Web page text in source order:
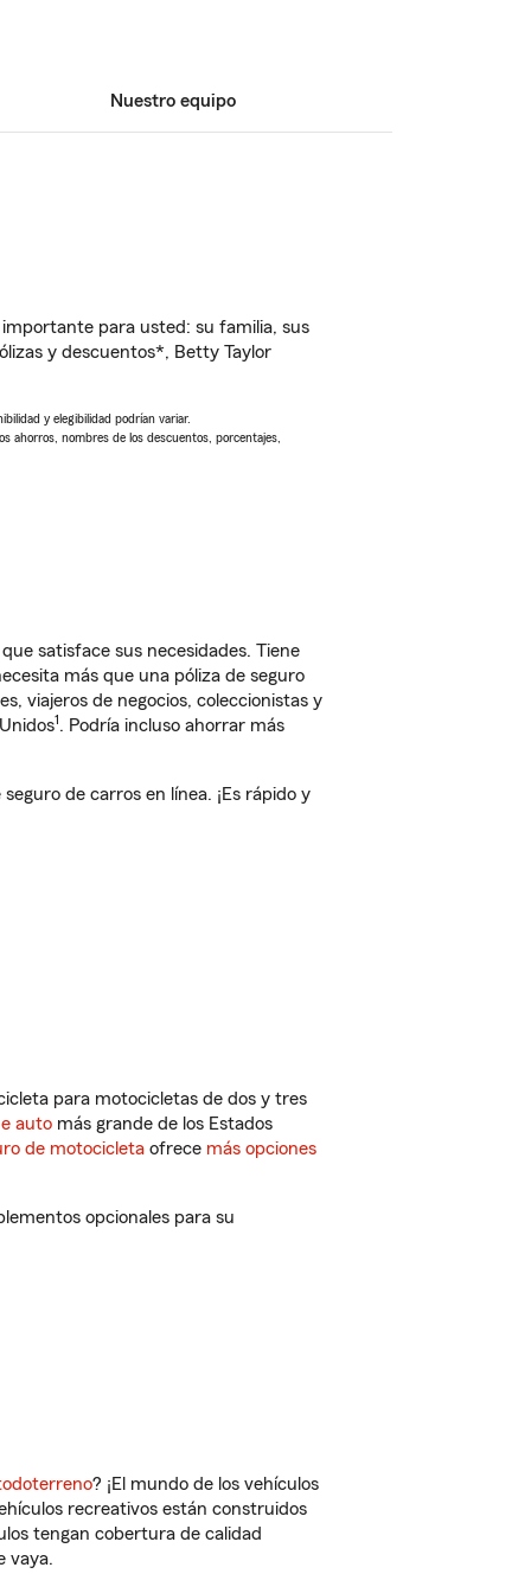
Nuestro equipo
para usted: su familia, sus
y descuentos*, Betty Taylor
y elegibilidad podrían variar.
ahorros, nombres de los descuentos, porcentajes,
satisface sus necesidades. Tiene
más que una póliza de seguro
viajeros de negocios, coleccionistas y
1. Podría incluso ahorrar más
de carros en línea. ¡Es rápido y
para motocicletas de dos y tres
auto más grande de los Estados
de motocicleta ofrece más opciones
opcionales para su
? ¡El mundo de los vehículos
recreativos están construidos
tengan cobertura de calidad
vaya.